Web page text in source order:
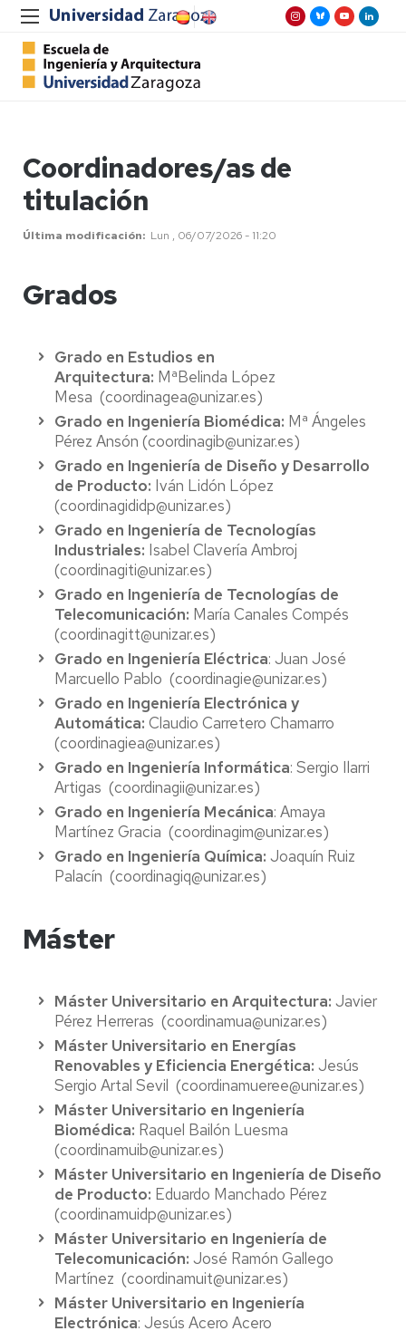
Coordinadores/as de
titulación
Última modificación Lun , 06/07/2026 - 11:20
Grados
Grado en Estudios en
Arquitectura: MªBelinda López
Mesa (coordinagea@unizar.es)
Grado en Ingeniería Biomédica: Mª Ángeles
Pérez Ansón (coordinagib@unizar.es)
Grado en Ingeniería de Diseño y Desarrollo
de Producto: Iván Lidón López
(coordinagididp@unizar.es)
Grado en Ingeniería de Tecnologías
Industriales: Isabel Clavería Ambroj
(coordinagiti@unizar.es)
Grado en Ingeniería de Tecnologías de
Telecomunicación: María Canales Compés
(coordinagitt@unizar.es)
Grado en Ingeniería Eléctrica: Juan José
Marcuello Pablo (coordinagie@unizar.es)
Grado en Ingeniería Electrónica y
Automática: Claudio Carretero Chamarro
(coordinagiea@unizar.es)
Grado en Ingeniería Informática: Sergio Ilarri
Artigas (coordinagii@unizar.es)
Grado en Ingeniería Mecánica: Amaya
Martínez Gracia (coordinagim@unizar.es)
Grado en Ingeniería Química: Joaquín Ruiz
Palacín (coordinagiq@unizar.es)
Máster
Máster Universitario en Arquitectura: Javier
Pérez Herreras (coordinamua@unizar.es)
Máster Universitario en Energías
Renovables y Eficiencia Energética: Jesús
Sergio Artal Sevil (coordinamueree@unizar.es)
Máster Universitario en Ingeniería
Biomédica: Raquel Bailón Luesma
(coordinamuib@unizar.es)
Máster Universitario en Ingeniería de Diseño
de Producto: Eduardo Manchado Pérez
(coordinamuidp@unizar.es)
Máster Universitario en Ingeniería de
Telecomunicación: José Ramón Gallego
Martínez (coordinamuit@unizar.es)
Máster Universitario en Ingeniería
Electrónica: Jesús Acero Acero